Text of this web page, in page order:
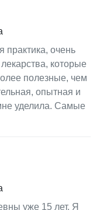
практика, очень
которые
полезные, чем
опытная и
уделила. Самые
уже 15 лет. Я